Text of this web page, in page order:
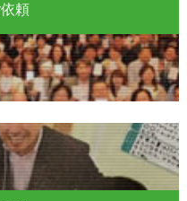
頼